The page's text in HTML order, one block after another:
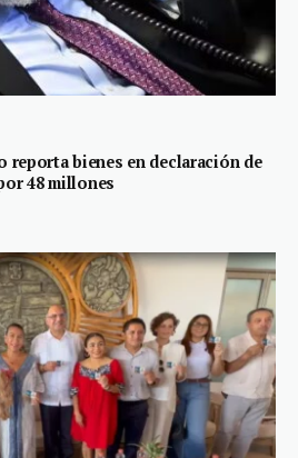
reporta bienes en declaración de
48 millones